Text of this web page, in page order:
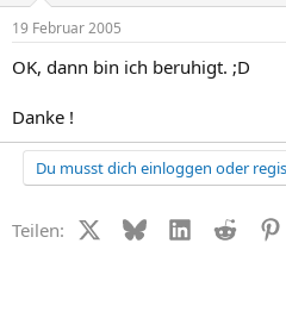
19 Februar 2005
OK, dann bin ich beruhigt. ;D
Danke !
Du musst dich einloggen oder
Teilen: X (Twitter)
BlueskyLinkedIn
Reddit